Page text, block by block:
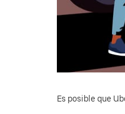
Es posible que